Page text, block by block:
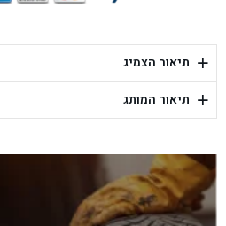
בן גל - יפת 88, תל אביב יפו - תל אביב
בן גל - דור אלון הר טוב - בית שמש
+ תיאור הצמיג
+ תיאור המותג